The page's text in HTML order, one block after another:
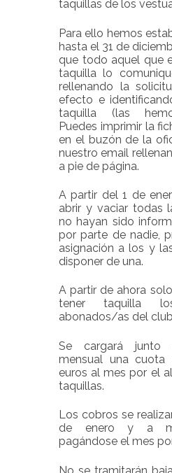
taquillas de los
Para ello hemos
hasta el 31 de
que todo aquel que
taquilla lo
rellenando la
efecto e
taquilla (las
Puedes imprimir la
en el buzón de la
nuestro email
a pie de página.
A partir del 1 de
abrir y vaciar todas
no hayan sido
por parte de nadie,
asignación a los y
disponer de una.
A partir de ahora
tener taquilla
abonados/as del
Se cargará
mensual una cuota
euros al mes por el
taquillas.
Los cobros se
de enero y a
pagándose el mes
No se tramitarán